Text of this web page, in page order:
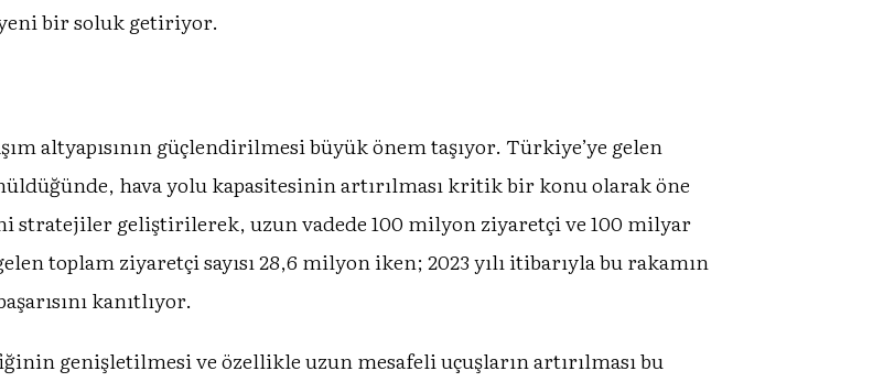
bir soluk getiriyor.
altyapısının güçlendirilmesi büyük önem taşıyor. Türkiye’ye gelen
hava yolu kapasitesinin artırılması kritik bir konu olarak öne
stratejiler geliştirilerek, uzun vadede 100 milyon ziyaretçi ve 100 milyar
toplam ziyaretçi sayısı 28,6 milyon iken; 2023 yılı itibarıyla bu rakamın
kanıtlıyor.
genişletilmesi ve özellikle uzun mesafeli uçuşların artırılması bu